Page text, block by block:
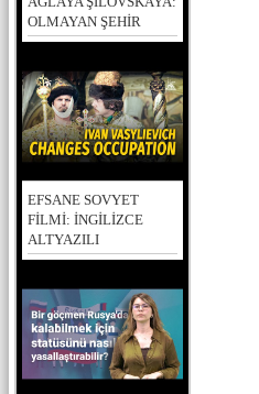
OLMAYAN ŞEHİR
EFSANE SOVYET
FİLMİ: İNGİLİZCE
ALTYAZILI